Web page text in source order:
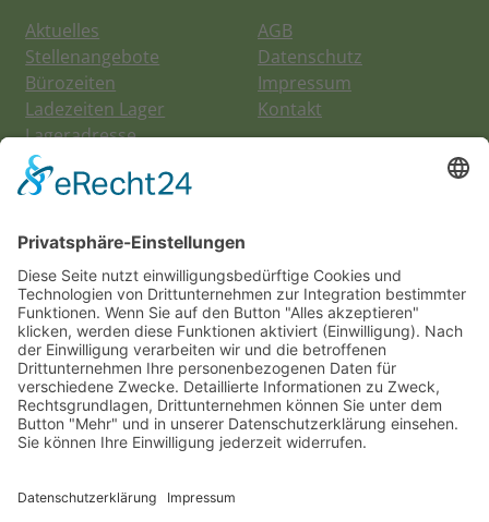
Aktuelles
Stellenangebote
Bürozeiten
Ladezeiten Lager
Lageradresse
AGB
Datenschutz
Impressum
Kontakt
Suche nach:
Social Media:
Newsletter abonnieren:
E-Mail*
Ich akzeptiere dieDatenschutzbestimmungen